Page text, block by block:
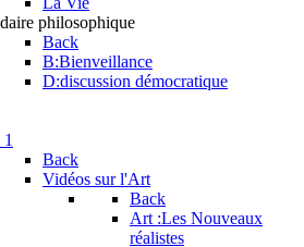
philosophique
Back
B:Bienveillance
D:discussion démocratique
Back
Vidéos sur l'Art
Back
Art :Les Nouveaux
réalistes